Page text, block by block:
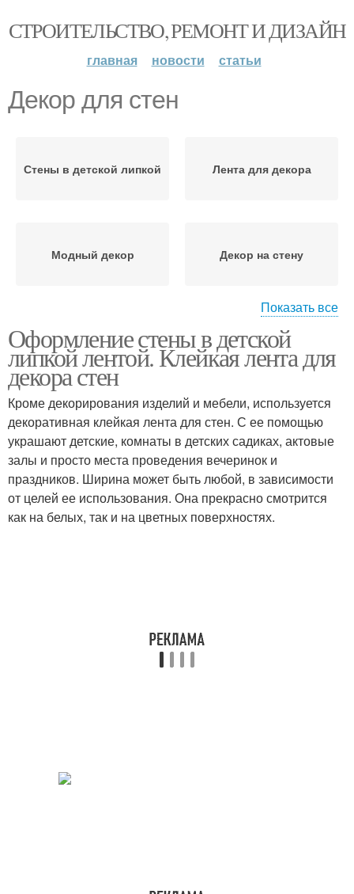
СТРОИТЕЛЬСТВО, РЕМОНТ И ДИЗАЙН
главная новости статьи
Декор для стен
Стены в детской липкой Лента для декора
Модный декор Декор на стену
Современный декор Декор на стенах
Декор с рейками
Декор с трафаретной
росписью
Ткань на стене
Стены в детской
комнате
Показать все
Оформление стены в детской
липкой лентой. Клейкая лента для
декора стен
Кроме декорирования изделий и мебели, используется
декоративная клейкая лента для стен. С ее помощью
украшают детские, комнаты в детских садиках, актовые
залы и просто места проведения вечеринок и
праздников. Ширина может быть любой, в зависимости
от целей ее использования. Она прекрасно смотрится
как на белых, так и на цветных поверхностях.